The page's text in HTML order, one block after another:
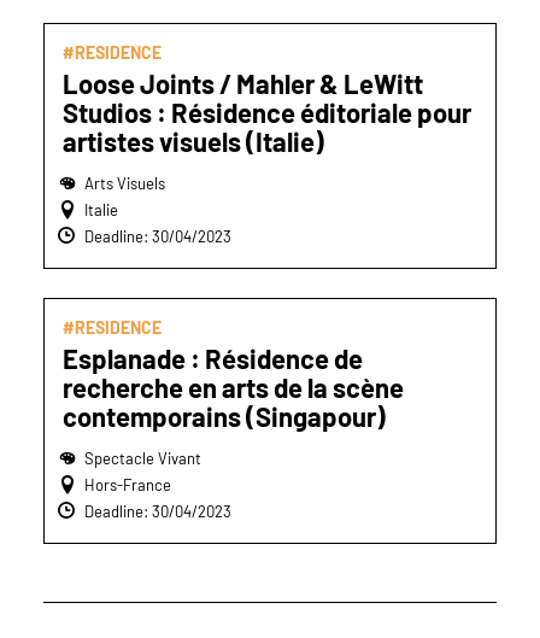
#RESIDENCE
Loose Joints / Mahler & LeWitt
Studios : Résidence éditoriale pour
artistes visuels (Italie)
Arts Visuels
Italie
Deadline: 30/04/2023
#RESIDENCE
Esplanade : Résidence de
recherche en arts de la scène
contemporains (Singapour)
Spectacle Vivant
Hors-France
Deadline: 30/04/2023